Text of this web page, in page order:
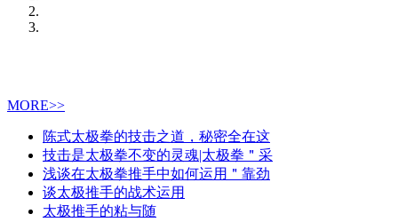
MORE>>
陈式太极拳的技击之道，秘密全在这
技击是太极拳不变的灵魂|太极拳＂采
浅谈在太极拳推手中如何运用＂靠劲
谈太极推手的战术运用
太极推手的粘与随